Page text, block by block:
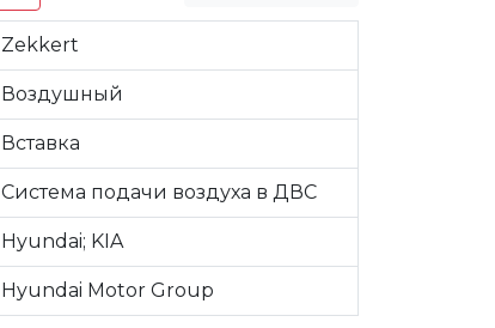
Zekkert
Воздушный
Вставка
Система подачи воздуха в ДВС
Hyundai; KIA
Hyundai Motor Group